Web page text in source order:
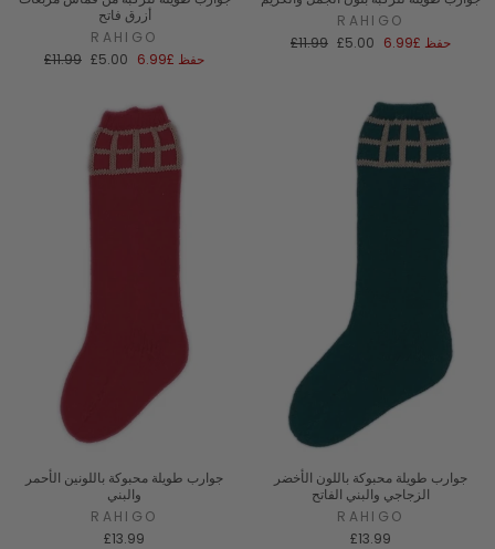
أزرق فاتح
RAHIGO
السعر
£11.99 سعر
£5.00 حفظ £6.99
RAHIGO
السعر
£11.99 سعر
£5.00 حفظ £6.99
جوارب طويلة محبوكة باللونين الأحمر
والبني
RAHIGO
£13.99
جوارب طويلة محبوكة باللون الأخضر
الزجاجي والبني الفاتح
RAHIGO
£13.99